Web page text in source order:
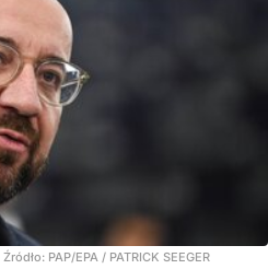
Źródło: PAP/EPA / PATRICK SEEGER